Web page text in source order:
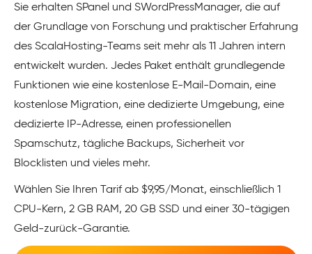
Sie erhalten SPanel und SWordPressManager, die auf
der Grundlage von Forschung und praktischer Erfahrung
des ScalaHosting-Teams seit mehr als 11 Jahren intern
entwickelt wurden. Jedes Paket enthält grundlegende
Funktionen wie eine kostenlose E-Mail-Domain, eine
kostenlose Migration, eine dedizierte Umgebung, eine
dedizierte IP-Adresse, einen professionellen
Spamschutz, tägliche Backups, Sicherheit vor
Blocklisten und vieles mehr.
Wählen Sie Ihren Tarif ab $9,95/Monat, einschließlich 1
CPU-Kern, 2 GB RAM, 20 GB SSD und einer 30-tägigen
Geld-zurück-Garantie.